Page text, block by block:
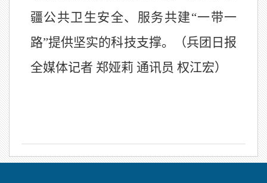
疆公共卫生安全、服务共建“一带一
路”提供坚实的科技支撑。（兵团日报
全媒体记者 郑娅莉 通讯员 权江宏）